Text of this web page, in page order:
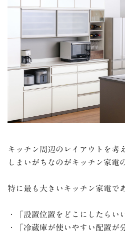
キッチン周辺のレイアウトを考
しまいがちなのがキッチン家電
特に最も大きいキッチン家電で
・「設置位置をどこにしたらい
・「冷蔵庫が使いやすい配置が